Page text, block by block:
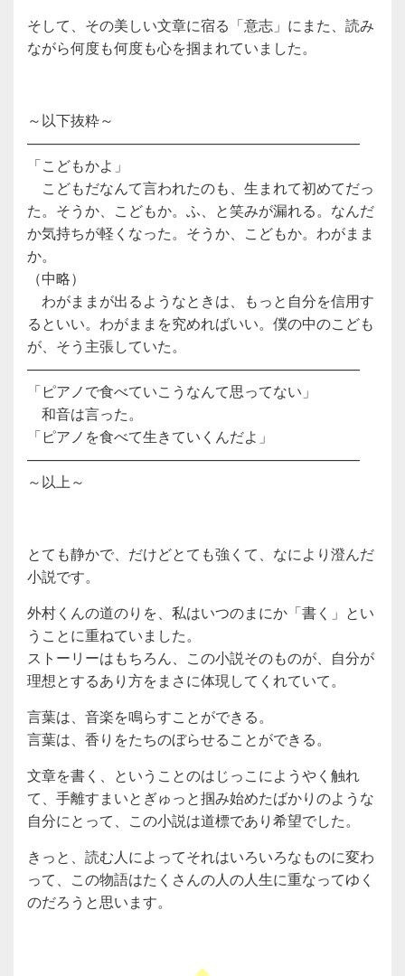
そして、その美しい文章に宿る「意志」にまた、 読み
ながら何度も何度も心を掴まれていました。
～以下抜粋～
———————————————————————
「こどもかよ」
こどもだなんて言われたのも、生まれて初めてだっ
た。そうか、こどもか。ふ、と笑みが漏れる。なんだ
か気持ちが軽くなった。そうか、こどもか。わがまま
か。
（中略）
わがままが出るようなときは、もっと自分を信用す
るといい。わがままを究めればいい。僕の中のこども
が、そう主張していた。
———————————————————————
「ピアノで食べていこうなんて思ってない」
和音は言った。
「ピアノを食べて生きていくんだよ」
———————————————————————
～以上～
とても静かで、だけどとても強くて、なにより澄んだ
小説です。
外村くんの道のりを、私はいつのまにか「書く」 とい
うことに重ねていました。
ストーリーはもちろん、この小説そのものが、 自分が
理想とするあり方をまさに体現してくれていて。
言葉は、音楽を鳴らすことができる。
言葉は、香りをたちのぼらせることができる。
文章を書く、ということのはじっこにようやく触れ
て、 手離すまいとぎゅっと掴み始めたばかりのような
自分にとって、 この小説は道標であり希望でした。
きっと、読む人によってそれはいろいろなものに変わ
って、 この物語はたくさんの人の人生に重なってゆく
のだろうと思います。